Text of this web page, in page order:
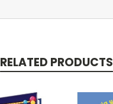
RELATED PRODUCTS